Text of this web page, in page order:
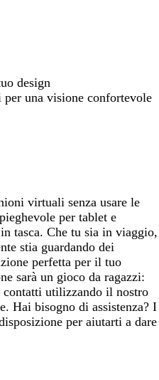
design
una visione confortevole
virtuali senza usare le
per tablet e
tasca. Che tu sia in viaggio,
stia guardando dei
perfetta per il tuo
sarà un gioco da ragazzi:
utilizzando il nostro
Hai bisogno di assistenza? I
per aiutarti a dare